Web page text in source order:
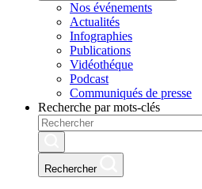
Nos événements
Actualités
Infographies
Publications
Vidéothéque
Podcast
Communiqués de presse
Recherche par mots-clés
Rechercher